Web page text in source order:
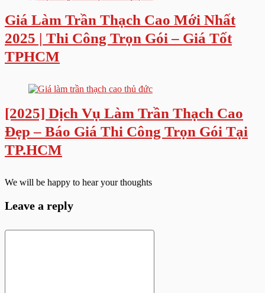
Giá Làm Trần Thạch Cao Mới Nhất
2025 | Thi Công Trọn Gói – Giá Tốt
TPHCM
[2025] Dịch Vụ Làm Trần Thạch Cao
Đẹp – Báo Giá Thi Công Trọn Gói Tại
TP.HCM
We will be happy to hear your thoughts
Leave a reply